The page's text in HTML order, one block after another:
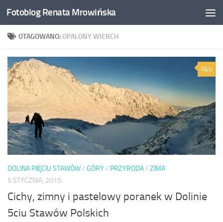
Przeskocz do treści
Fotoblog Renata Mrowińska
OTAGOWANO:OPALONY WIERCH
0
DOLINA PIĘCIU STAWÓW/ GÓRY/ PRZYRODA/ ZIMA
5 STYCZNIA, 2015
Cichy, zimny i pastelowy poranek w Dolinie
5ciu Stawów Polskich